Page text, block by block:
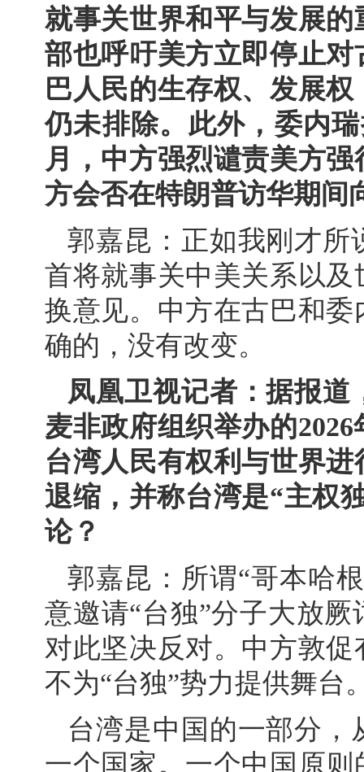
就事关世界和平与发展
部也呼吁美方立即停止
巴人民的生存权、发展
仍未排除。此外，委内
月，中方强烈谴责美方
方会否在特朗普访华期间
郭嘉昆：正如我刚才所
首将就事关中美关系以
换意见。中方在古巴和
确的，没有改变。
凤凰卫视记者：据报
麦非政府组织举办的
台湾人民有权利与世界
退缩，并称台湾是“主权
论？
郭嘉昆：所谓“哥本哈
意邀请“台独”分子大放
对此坚决反对。中方敦
不为“台独”势力提供舞台
台湾是中国的一部分
一个国家。一个中国原